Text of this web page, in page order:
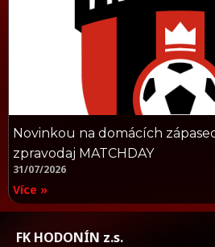
Novinkou na domácích
zpravodaj MATCHDAY
31/07/2026
Více »
FK HODONÍN z.s.